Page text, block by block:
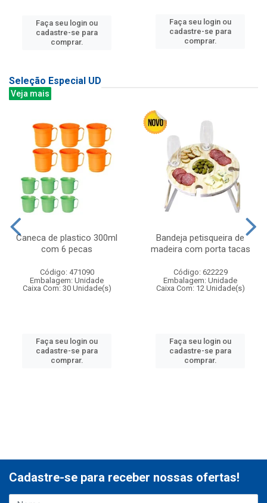
Faça seu login ou
cadastre-se para
comprar.
Faça seu login ou
cadastre-se para
comprar.
Seleção Especial UD
Veja mais
Caneca de plastico 300ml
com 6 pecas
Código: 471090
Embalagem: Unidade
Caixa Com: 30 Unidade(s)
Faça seu login ou
cadastre-se para
comprar.
Bandeja petisqueira de
madeira com porta tacas
Código: 622229
Embalagem: Unidade
Caixa Com: 12 Unidade(s)
Faça seu login ou
cadastre-se para
comprar.
Cadastre-se para receber nossas ofertas!